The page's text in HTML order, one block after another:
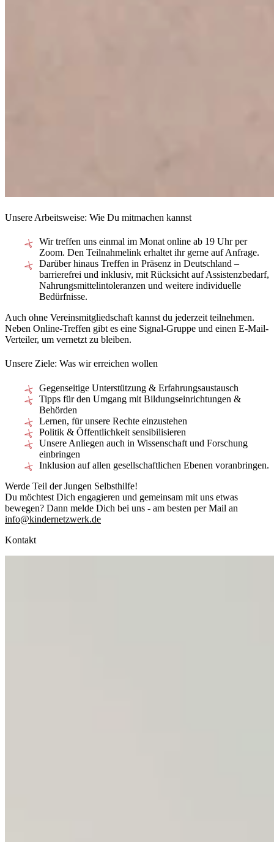
Unsere Arbeitsweise: Wie Du mitmachen kannst
Wir treffen uns einmal im Monat online ab 19 Uhr per
Zoom. Den Teilnahmelink erhaltet ihr gerne auf Anfrage.
Darüber hinaus Treffen in Präsenz in Deutschland –
barrierefrei und inklusiv, mit Rücksicht auf Assistenzbedarf,
Nahrungsmittelintoleranzen und weitere individuelle
Bedürfnisse.
Auch ohne Vereinsmitgliedschaft kannst du jederzeit teilnehmen.
Neben Online-Treffen gibt es eine Signal-Gruppe und einen E-Mail-
Verteiler, um vernetzt zu bleiben.
Unsere Ziele: Was wir erreichen wollen
Gegenseitige Unterstützung & Erfahrungsaustausch
Tipps für den Umgang mit Bildungseinrichtungen &
Behörden
Lernen, für unsere Rechte einzustehen
Politik & Öffentlichkeit sensibilisieren
Unsere Anliegen auch in Wissenschaft und Forschung
einbringen
Inklusion auf allen gesellschaftlichen Ebenen voranbringen.
Werde Teil der Jungen Selbsthilfe!
Du möchtest Dich engagieren und gemeinsam mit uns etwas
bewegen? Dann melde Dich bei uns - am besten per Mail an
info@kindernetzwerk.de
Kontakt